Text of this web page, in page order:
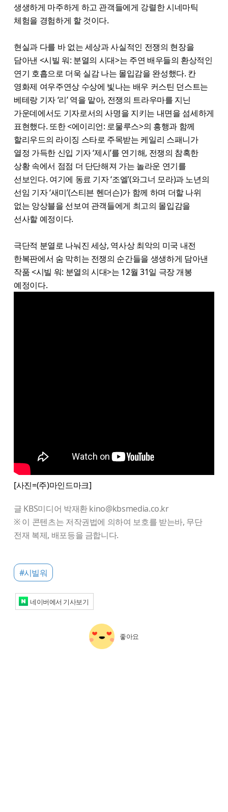
생생하게 마주하게 하고 관객들에게 강렬한 시네마틱
체험을 경험하게 할 것이다.
현실과 다를 바 없는 세상과 사실적인 전쟁의 현장을
담아낸 <시빌 워: 분열의 시대>는 주연 배우들의 환상적인
연기 호흡으로 더욱 실감 나는 몰입감을 완성했다. 칸
영화제 여우주연상 수상에 빛나는 배우 커스틴 던스트는
베테랑 기자 ‘리’ 역을 맡아, 전쟁의 트라우마를 지닌
가운데에서도 기자로서의 사명을 지키는 내면을 섬세하게
표현했다. 또한 <에이리언: 로물루스>의 흥행과 함께
할리우드의 라이징 스타로 주목받는 케일리 스패니가
열정 가득한 신입 기자 ‘제시’를 연기해, 전쟁의 참혹한
상황 속에서 점점 더 단단해져 가는 놀라운 연기를
선보인다. 여기에 동료 기자 ‘조엘’(와그너 모라)과 노년의
선임 기자 ‘새미’(스티븐 헨더슨)가 함께 하며 더할 나위
없는 앙상블을 선보여 관객들에게 최고의 몰입감을
선사할 예정이다.
극단적 분열로 나눠진 세상, 역사상 최악의 미국 내전
한복판에서 숨 막히는 전쟁의 순간들을 생생하게 담아낸
작품 <시빌 워: 분열의 시대>는 12월 31일 극장 개봉
예정이다.
[사진=(주)마인드마크]
글 KBS미디어 박재환 kino@kbsmedia.co.kr
※ 이 콘텐츠는 저작권법에 의하여 보호를 받는바, 무단
전재 복제, 배포등을 금합니다.
#시빌워
네이버에서 기사보기
좋아요